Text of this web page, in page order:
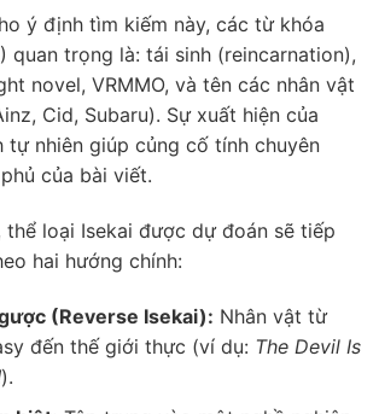
ý định tìm kiếm này, các từ khóa
quan trọng là: tái sinh (reincarnation),
novel, VRMMO, và tên các nhân vật
Cid, Subaru). Sự xuất hiện của
tự nhiên giúp củng cố tính chuyên
của bài viết.
loại Isekai được dự đoán sẽ tiếp
hai hướng chính:
(Reverse Isekai): Nhân vật từ
đến thế giới thực (ví dụ: The Devil Is
).